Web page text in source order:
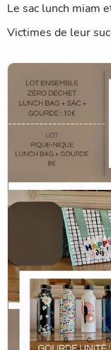
Le sac lunch miam
Victimes de leur